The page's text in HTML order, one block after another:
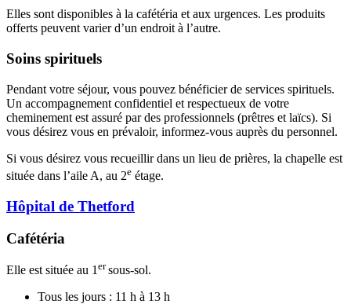
Elles sont disponibles à la cafétéria et aux urgences. Les produits
offerts peuvent varier d’un endroit à l’autre.
Soins spirituels
Pendant votre séjour, vous pouvez bénéficier de services spirituels.
Un accompagnement confidentiel et respectueux de votre
cheminement est assuré par des professionnels (prêtres et laïcs). Si
vous désirez vous en prévaloir, informez-vous auprès du personnel.
Si vous désirez vous recueillir dans un lieu de prières, la chapelle est
située dans l’aile A, au 2e étage.
Hôpital de Thetford
Cafétéria
Elle est située au 1 ersous-sol.
Tous les jours : 11 h à 13 h